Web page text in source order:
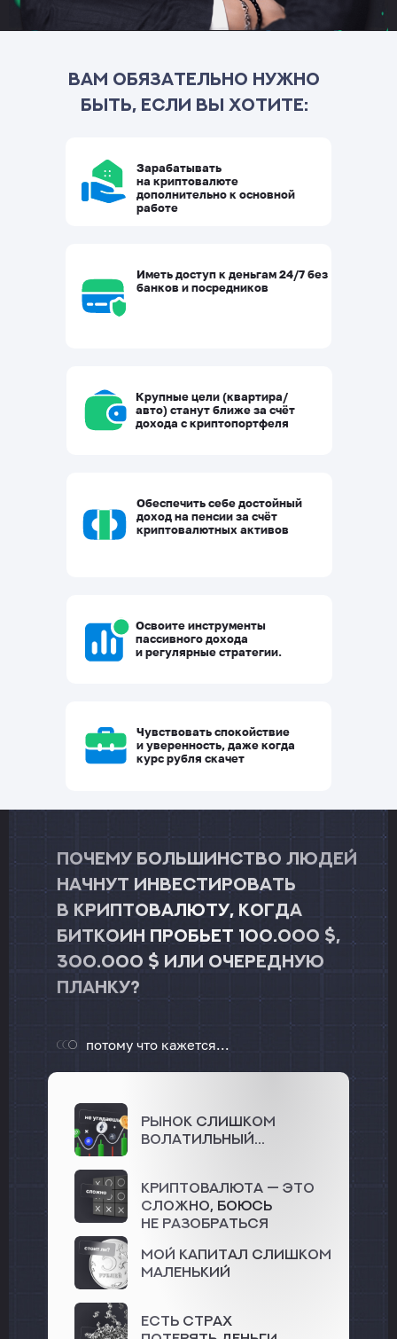
Зарабатывать
на криптовалюте
дополнительно к основной
работе
Иметь доступ к деньгам 24/7 без
банков и посредников
Крупные цели (квартира/
авто) станут ближе за счёт
дохода с криптопортфеля
Обеспечить себе достойный
доход на пенсии за счёт
криптовалютных активов
Освоите инструменты
пассивного дохода
и регулярные стратегии.
Чувствовать спокойствие
и уверенность, даже когда
курс рубля скачет
Вам обязательно нужно
быть, если вы хотите:
потому что кажется...
Рынок слишком
волатильный...
Есть Страх
Криптовалюта — это
сложно, боюсь
не разобраться
Мой капитал слишком
маленький
Почему большинство людей
начнут инвестировать
в криптовалюту, когда
биткоин пробьет 100.000 $,
300.000 $ или очередную
планку?